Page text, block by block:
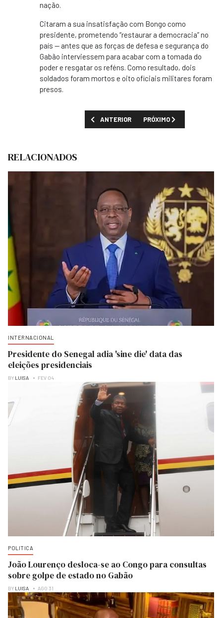
nação.
Citaram a sua insatisfação com Bongo como
presidente, prometendo “restaurar a democracia” no
país — antes que as forças de defesa e segurança do
Gabão interviessem para acabar com a tomada do
poder e resgatar os reféns. Como resultado, dois
soldados foram mortos e oito oficiais militares foram
presos.
ARTIGO ANTERIOR: ALI BONGO PEDE AOS
ANTERIOR PRÓXIMO ARTIGO: RARA
PRÓXIMO
RELACIONADOS
INTERNACIONAL
Presidente do Senegal adia 'sine die' data das
eleições presidenciais
BY LUISA FEV 04
POLITICA
João Lourenço desloca-se ao Congo para consultas
sobre golpe de estado no Gabão
BY LUISA AGO 31